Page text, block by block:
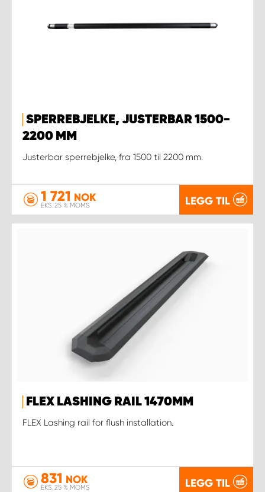
SPERREBJELKE, JUSTERBAR 1500-
2200 MM
Justerbar sperrebjelke, fra 1500 til 2200 mm.
1 721 NOK
EKS. 25 % MOMS LEGG TIL
FLEX LASHING RAIL 1470MM
FLEX Lashing rail for flush installation.
831 NOK
EKS. 25 % MOMS LEGG TIL